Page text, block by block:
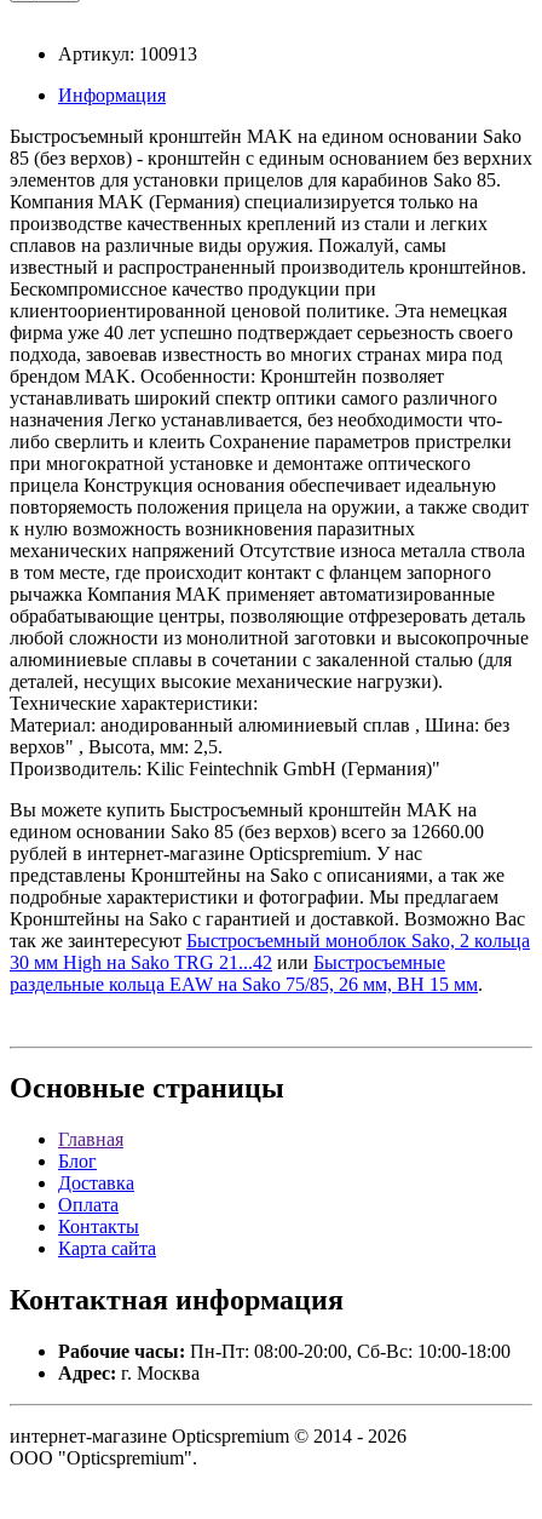
Артикул: 100913
Информация
Быстросъемный кронштейн MAK на едином основании Sako
85 (без верхов) - кронштейн с единым основанием без верхних
элементов для установки прицелов для карабинов Sako 85.
Компания MAK (Германия) специализируется только на
производстве качественных креплений из стали и легких
сплавов на различные виды оружия. Пожалуй, самы
известный и распространенный производитель кронштейнов.
Бескомпромиссное качество продукции при
клиентоориентированной ценовой политике. Эта немецкая
фирма уже 40 лет успешно подтверждает серьезность своего
подхода, завоевав известность во многих странах мира под
брендом MAK. Особенности: Кронштейн позволяет
устанавливать широкий спектр оптики самого различного
назначения Легко устанавливается, без необходимости что-
либо сверлить и клеить Сохранение параметров пристрелки
при многократной установке и демонтаже оптического
прицела Конструкция основания обеспечивает идеальную
повторяемость положения прицела на оружии, а также сводит
к нулю возможность возникновения паразитных
механических напряжений Отсутствие износа металла ствола
в том месте, где происходит контакт с фланцем запорного
рычажка Компания MAK применяет автоматизированные
обрабатывающие центры, позволяющие отфрезеровать деталь
любой сложности из монолитной заготовки и высокопрочные
алюминиевые сплавы в сочетании с закаленной сталью (для
деталей, несущих высокие механические нагрузки).
Технические характеристики:
Материал: анодированный алюминиевый сплав , Шина: без
верхов" , Высота, мм: 2,5.
Производитель: Kilic Feintechnik GmbH (Германия)"
Вы можете купить Быстросъемный кронштейн MAK на
едином основании Sako 85 (без верхов) всего за 12660.00
рублей в интернет-магазине Opticspremium. У нас
представлены Кронштейны на Sako с описаниями, а так же
подробные характеристики и фотографии. Мы предлагаем
Кронштейны на Sako с гарантией и доставкой. Возможно Вас
так же заинтересуют Быстросъемный моноблок Sako, 2 кольца
30 мм High на Sako TRG 21...42 или Быстросъемные
раздельные кольца EAW на Sako 75/85, 26 мм, BH 15 мм.
Основные страницы
Главная
Блог
Доставка
Оплата
Контакты
Карта сайта
Контактная информация
Рабочие часы: Пн-Пт: 08:00-20:00, Сб-Вс: 10:00-18:00
Адрес: г. Москва
интернет-магазине Opticspremium © 2014 - 2026
ООО "Opticspremium".